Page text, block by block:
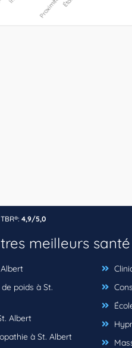
4,9/5,0
meilleurs
poids à St.
Albert
à St. Albert